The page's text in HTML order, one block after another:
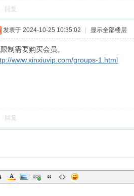
回复
发表于 2024-10-25 10:35:02 显示全部楼层
制需要购买会员。
www.xinxiuvip.com/groups-1.html
回复